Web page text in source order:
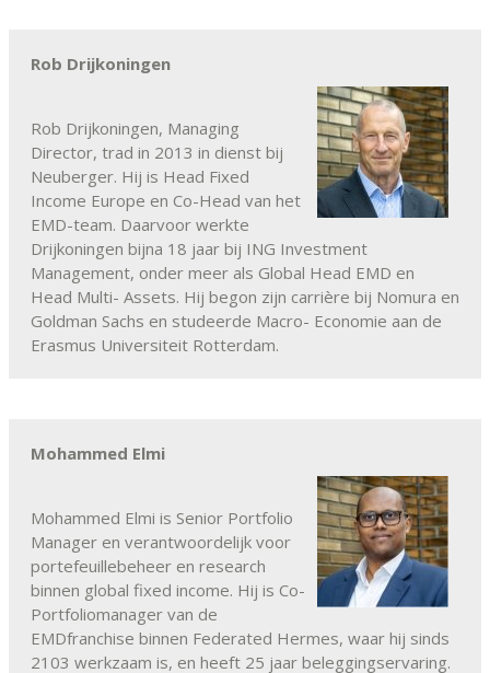
Rob Drijkoningen
Rob Drijkoningen, Managing
Director, trad in 2013 in dienst bij
Neuberger. Hij is Head Fixed
Income Europe en Co-Head van het
EMD-team. Daarvoor werkte
Drijkoningen bijna 18 jaar bij ING Investment
Management, onder meer als Global Head EMD en
Head Multi- Assets. Hij begon zijn carrière bij Nomura en
Goldman Sachs en studeerde Macro- Economie aan de
Erasmus Universiteit Rotterdam.
Mohammed Elmi
Mohammed Elmi is Senior Portfolio
Manager en verantwoordelijk voor
portefeuillebeheer en research
binnen global fixed income. Hij is Co-
Portfoliomanager van de
EMDfranchise binnen Federated Hermes, waar hij sinds
2103 werkzaam is, en heeft 25 jaar beleggingservaring.